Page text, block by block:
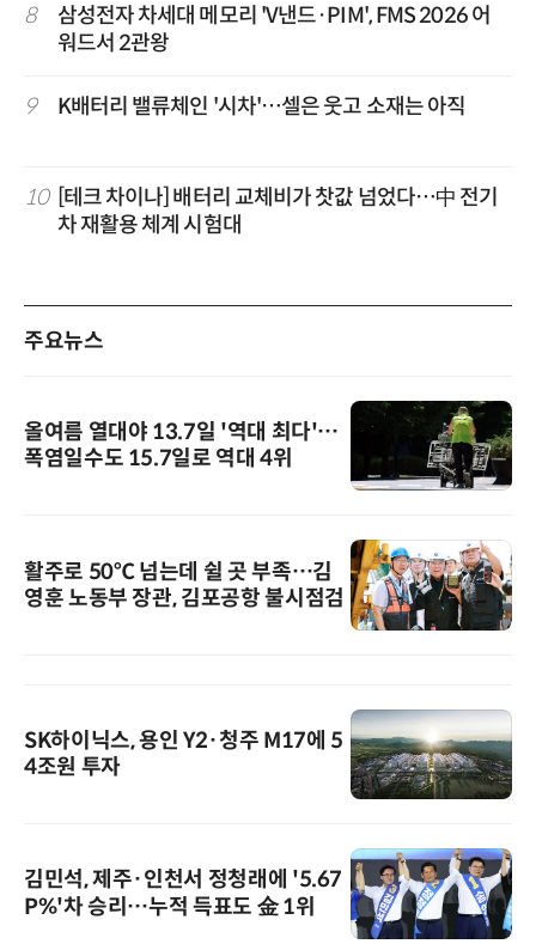
8
삼성전자 차세대 메모리 'V낸드·PIM', FMS 2026 어
워드서 2관왕
9 K배터리 밸류체인 '시차'…셀은 웃고 소재는 아직
10 [테크 차이나] 배터리 교체비가 찻값 넘었다…中 전기
차 재활용 체계 시험대
주요뉴스
올여름 열대야 13.7일 '역대 최다'…
폭염일수도 15.7일로 역대 4위
활주로 50℃ 넘는데 쉴 곳 부족…김
영훈 노동부 장관, 김포공항 불시점검
SK하이닉스, 용인 Y2·청주 M17에 5
4조원 투자
김민석, 제주·인천서 정청래에 '5.67
P%'차 승리…누적 득표도 金 1위